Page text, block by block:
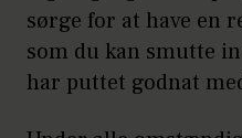
sørge for at have en
som du kan smutte
har puttet godnat